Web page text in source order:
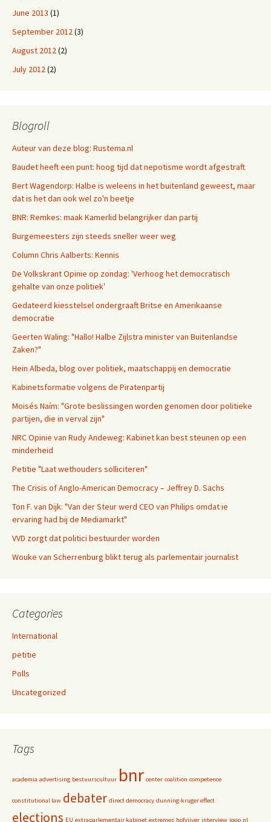
June 2013 (1)
September 2012 (3)
August 2012 (2)
July 2012 (2)
Blogroll
Auteur van deze blog: Rustema.nl
Baudet heeft een punt: hoog tijd dat nepotisme wordt afgestraft
Bert Wagendorp: Halbe is weleens in het buitenland geweest, maar
dat is het dan ook wel zo'n beetje
BNR: Remkes: maak Kamerlid belangrijker dan partij
Burgemeesters zijn steeds sneller weer weg
Column Chris Aalberts: Kennis
De Volkskrant Opinie op zondag: 'Verhoog het democratisch
gehalte van onze politiek'
Gedateerd kiesstelsel ondergraaft Britse en Amerikaanse
democratie
Geerten Waling: "Hallo! Halbe Zijlstra minister van Buitenlandse
Zaken?"
Hein Albeda, blog over politiek, maatschappij en democratie
Kabinetsformatie volgens de Piratenpartij
Moisés Naím: "Grote beslissingen worden genomen door politieke
partijen, die in verval zijn"
NRC Opinie van Rudy Andeweg: Kabinet kan best steunen op een
minderheid
Petitie "Laat wethouders solliciteren"
The Crisis of Anglo-American Democracy – Jeffrey D. Sachs
Ton F. van Dijk: "Van der Steur werd CEO van Philips omdat ie
ervaring had bij de Mediamarkt"
VVD zorgt dat politici bestuurder worden
Wouke van Scherrenburg blikt terug als parlementair journalist
Categories
International
petitie
Polls
Uncategorized
Tags
academia advertising bestuurscultuur bnr center coalition competence
constitutional law debater direct democracy dunning-kruger effect
elections EU extraparlementair kabinet extremes hofvijver interview joop.nl